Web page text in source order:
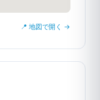
📍 地図で開く →